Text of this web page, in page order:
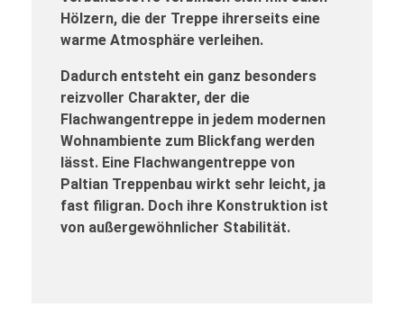
Hölzern, die der Treppe ihrerseits eine
warme Atmosphäre verleihen.
Dadurch entsteht ein ganz besonders
reizvoller Charakter, der die
Flachwangentreppe in jedem modernen
Wohnambiente zum Blickfang werden
lässt. Eine Flachwangentreppe von
Paltian Treppenbau wirkt sehr leicht, ja
fast filigran. Doch ihre Konstruktion ist
von außergewöhnlicher Stabilität.